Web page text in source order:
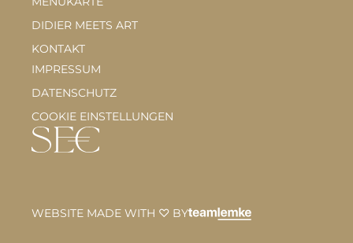
DIDIER MEETS ART
KONTAKT
IMPRESSUM
DATENSCHUTZ
COOKIE EINSTELLUNGEN
WEBSITE MADE WITH ♡ BY